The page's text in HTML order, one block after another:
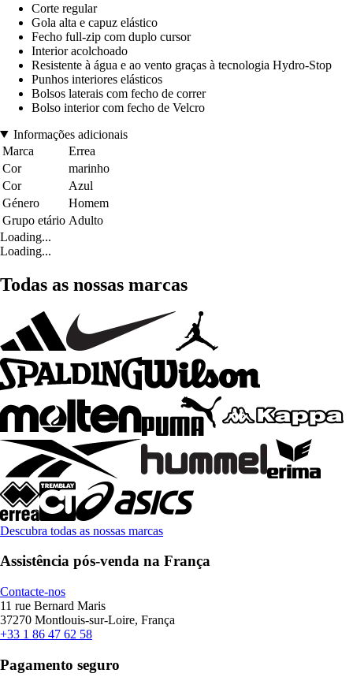
Corte regular
Gola alta e capuz elástico
Fecho full-zip com duplo cursor
Interior acolchoado
Resistente à água e ao vento graças à tecnologia Hydro-Stop
Punhos interiores elásticos
Bolsos laterais com fecho de correr
Bolso interior com fecho de Velcro
Informações adicionais
Marca
Errea
Cor
marinho
Cor
Azul
Género
Homem
Grupo etário Adulto
Loading...
Loading...
Todas as nossas marcas
Descubra todas as nossas marcas
Assistência pós-venda na França
Contacte-nos
11 rue Bernard Maris
37270 Montlouis-sur-Loire, França
+33 1 86 47 62 58
Pagamento seguro